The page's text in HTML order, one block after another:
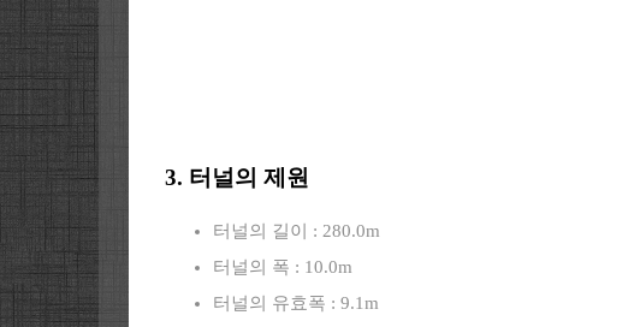
3. 터널의 제원
터널의 길이 : 280.0m
터널의 폭 : 10.0m
터널의 유효폭 : 9.1m